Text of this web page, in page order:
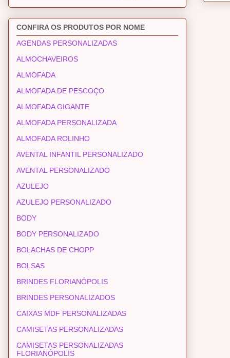
CONFIRA OS PRODUTOS POR NOME
AGENDAS PERSONALIZADAS
ALMOCHAVEIROS
ALMOFADA
ALMOFADA DE PESCOÇO
ALMOFADA GIGANTE
ALMOFADA PERSONALIZADA
ALMOFADA ROLINHO
AVENTAL INFANTIL PERSONALIZADO
AVENTAL PERSONALIZADO
AZULEJO
AZULEJO PERSONALIZADO
BODY
BODY PERSONALIZADO
BOLACHAS DE CHOPP
BOLSAS
BRINDES FLORIANÓPOLIS
BRINDES PERSONALIZADOS
CAIXAS MDF PERSONALIZADAS
CAMISETAS PERSONALIZADAS
CAMISETAS PERSONALIZADAS
FLORIANÓPOLIS